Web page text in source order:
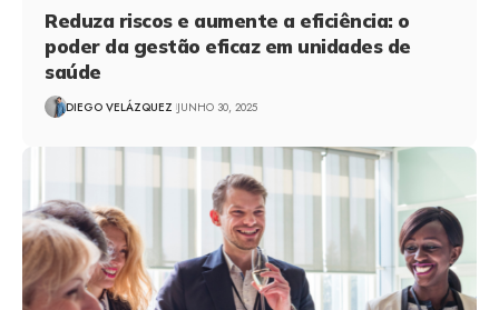
Reduza riscos e aumente a eficiência: o
poder da gestão eficaz em unidades de
saúde
DIEGO VELÁZQUEZ JUNHO 30, 2025